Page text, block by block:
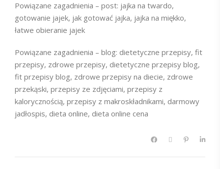
Powiązane zagadnienia – post: jajka na twardo,
gotowanie jajek, jak gotować jajka, jajka na miękko,
łatwe obieranie jajek
Powiązane zagadnienia – blog: dietetyczne przepisy, fit
przepisy, zdrowe przepisy, dietetyczne przepisy blog,
fit przepisy blog, zdrowe przepisy na diecie, zdrowe
przekąski, przepisy ze zdjęciami, przepisy z
kalorycznością, przepisy z makroskładnikami, darmowy
jadłospis, dieta online, dieta online cena